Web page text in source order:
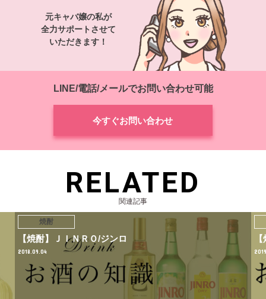
元キャバ嬢の私が
全力サポートさせて
いただきます！
LINE/電話/メールでお問い合わせ可能
今すぐお問い合わせ
RELATED
関連記事
焼酎
【焼酎】ＪＩＮＲＯ/ジンロ
2018.09.04